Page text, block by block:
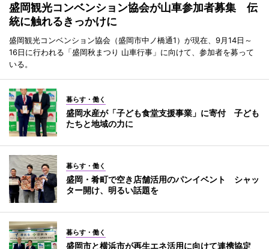
盛岡観光コンベンション協会が山車参加者募集 伝
統に触れるきっかけに
盛岡観光コンベンション協会（盛岡市中ノ橋通1）が現在、9月14日～
16日に行われる「盛岡秋まつり 山車行事」に向けて、参加者を募って
いる。
暮らす・働く
盛岡水産が「子ども食堂支援事業」に寄付 子ども
たちと地域の力に
暮らす・働く
盛岡・肴町で空き店舗活用のパンイベント シャッ
ター開け、明るい話題を
暮らす・働く
盛岡市と横浜市が再生エネ活用に向けて連携協定